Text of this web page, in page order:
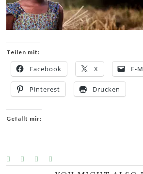
Teilen mit:
Facebook X E-
Pinterest Drucken
Gefällt mir: